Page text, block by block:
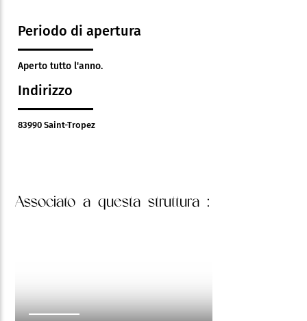
Periodo di apertura
Aperto tutto l'anno.
Indirizzo
83990 Saint-Tropez
Associato a questa struttura :